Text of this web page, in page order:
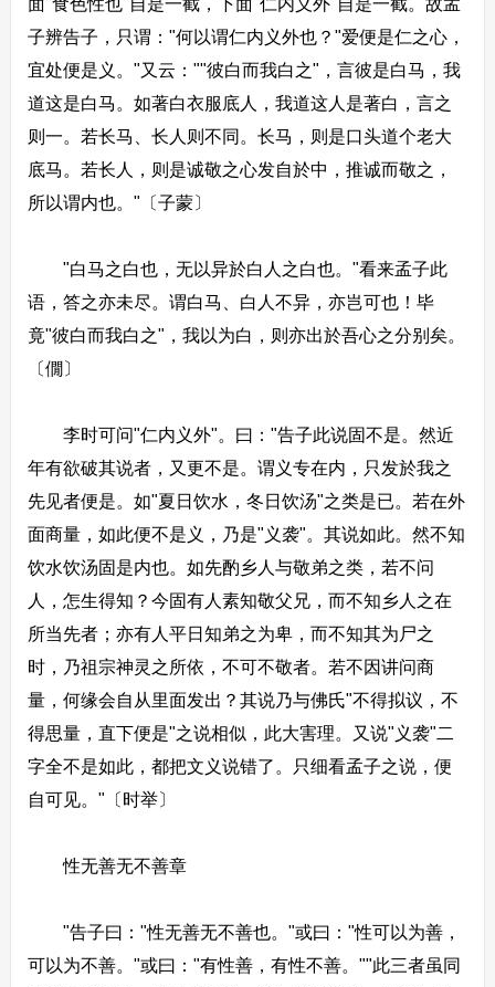
面"食色性也"自是一截，下面"仁内义外"自是一截。故孟
子辨告子，只谓："何以谓仁内义外也？"爱便是仁之心，
宜处便是义。"又云：""彼白而我白之"，言彼是白马，我
道这是白马。如著白衣服底人，我道这人是著白，言之
则一。若长马、长人则不同。长马，则是口头道个老大
底马。若长人，则是诚敬之心发自於中，推诚而敬之，
所以谓内也。"〔子蒙〕
"白马之白也，无以异於白人之白也。"看来孟子此
语，答之亦未尽。谓白马、白人不异，亦岂可也！毕
竟"彼白而我白之"，我以为白，则亦出於吾心之分别矣。
〔僩〕
李时可问"仁内义外"。曰："告子此说固不是。然近
年有欲破其说者，又更不是。谓义专在内，只发於我之
先见者便是。如"夏日饮水，冬日饮汤"之类是已。若在外
面商量，如此便不是义，乃是"义袭"。其说如此。然不知
饮水饮汤固是内也。如先酌乡人与敬弟之类，若不问
人，怎生得知？今固有人素知敬父兄，而不知乡人之在
所当先者；亦有人平日知弟之为卑，而不知其为尸之
时，乃祖宗神灵之所依，不可不敬者。若不因讲问商
量，何缘会自从里面发出？其说乃与佛氏"不得拟议，不
得思量，直下便是"之说相似，此大害理。又说"义袭"二
字全不是如此，都把文义说错了。只细看孟子之说，便
自可见。"〔时举〕
性无善无不善章
"告子曰："性无善无不善也。"或曰："性可以为善，
可以为不善。"或曰："有性善，有性不善。""此三者虽同